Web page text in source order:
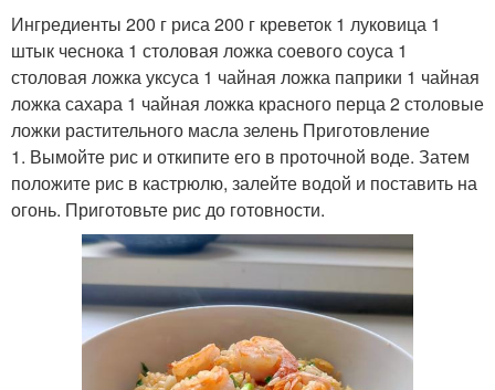
Ингредиенты 200 г риса 200 г креветок 1 луковица 1
штык чеснока 1 столовая ложка соевого соуса 1
столовая ложка уксуса 1 чайная ложка паприки 1 чайная
ложка сахара 1 чайная ложка красного перца 2 столовые
ложки растительного масла зелень Приготовление
1. Вымойте рис и откипите его в проточной воде. Затем
положите рис в кастрюлю, залейте водой и поставить на
огонь. Приготовьте рис до готовности.